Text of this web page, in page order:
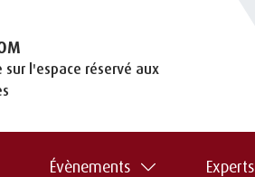
sur l'espace réservé aux
Évènements Experts